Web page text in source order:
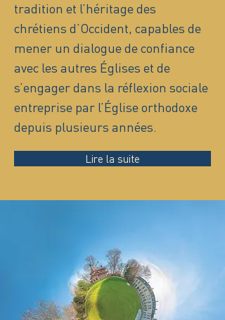
tradition et l’héritage des
chrétiens d’Occident, capables de
mener un dialogue de confiance
avec les autres Églises et de
s’engager dans la réflexion sociale
entreprise par l’Église orthodoxe
depuis plusieurs années.
Lire la suite